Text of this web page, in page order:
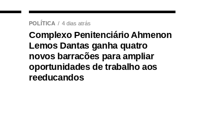
POLÍTICA 4 dias atrás
Complexo Penitenciário Ahmenon
Lemos Dantas ganha quatro
novos barracões para ampliar
oportunidades de trabalho aos
reeducandos